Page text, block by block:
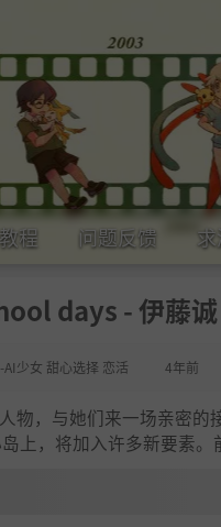
教程 问题反馈
days - 伊藤诚
AI少女 甜心选择 恋活 4年前
物，与她们来一场亲密的
上，将加入许多新要素。